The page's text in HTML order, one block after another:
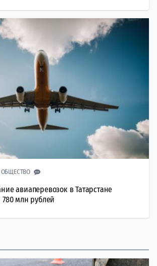
ОБЩЕСТВО
авиаперевозок в Татарстане
780 млн рублей